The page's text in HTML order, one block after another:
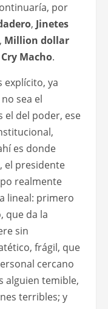
por
, Jinetes
, Million dollar
Cry Macho.
explícito, ya
sea el
el del poder, ese
es donde
el presidente
realmente
lineal: primero
que da la
sin
frágil, que
cercano
alguien temible,
terribles; y